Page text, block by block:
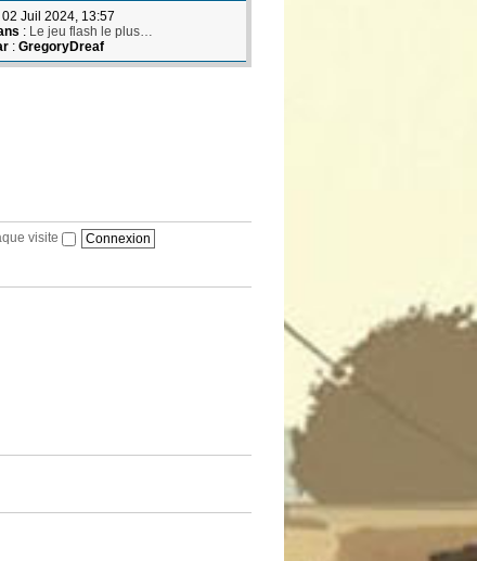
02 Juil 2024, 13:57
: Le jeu flash le plus…
: GregoryDreaf
visite